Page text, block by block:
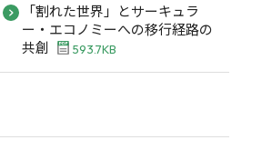
「割れた世界」とサーキュラ
ー・エコノミーへの移行経路の
共創
593.7KB